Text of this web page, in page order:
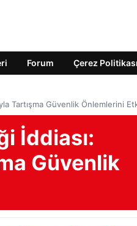
Forum Çerez Politikası
Tartışma Güvenlik Önlemlerini
İddiası:
Güvenlik